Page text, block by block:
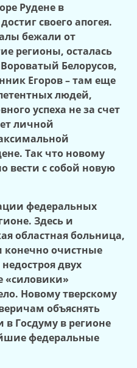
Рудене в
своего апогея.
бежали от
регионы, осталась
Белорусов,
Егоров – там еще
людей,
успеха не за счет
личной
Так что новому
вести с собой новую
федеральных
Здесь и
областная больница,
очистные
двух
«силовики»
Новому тверскому
объяснять
Госдуму в регионе
федеральные